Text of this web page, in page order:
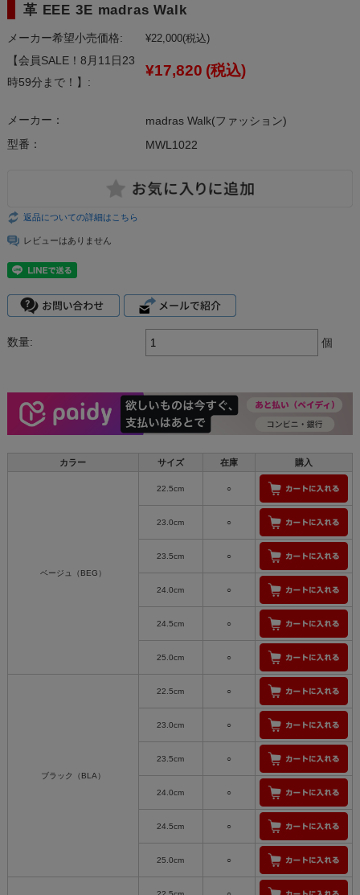
革 EEE 3E madras Walk
メーカー希望小売価格: ¥22,000(税込)
【会員SALE！8月11日23
時59分まで！】:
¥17,820 (税込)
メーカー：
madras Walk(ファッション)
型番：
MWL1022
返品についての詳細はこちら
レビューはありません
数量: 個
カラー サイズ 在庫 購入
ベージュ（BEG）
22.5cm ○
23.0cm ○
23.5cm ○
24.0cm ○
24.5cm ○
25.0cm ○
ブラック（BLA）
22.5cm ○
23.0cm ○
23.5cm ○
24.0cm ○
24.5cm ○
25.0cm ○